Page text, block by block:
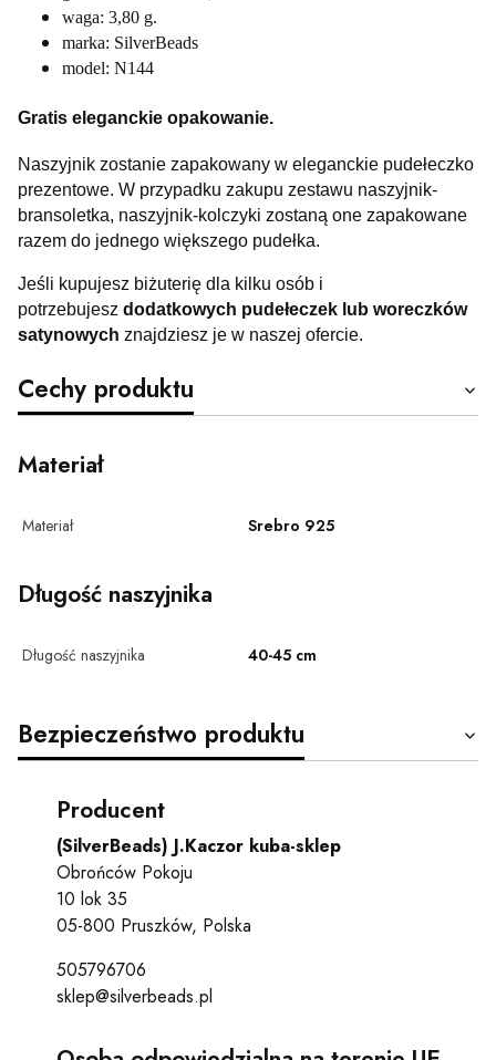
waga: 3,80 g.
marka: SilverBeads
model: N144
Gratis eleganckie opakowanie.
Naszyjnik zostanie zapakowany w eleganckie pudełeczko
prezentowe. W przypadku zakupu zestawu naszyjnik-
bransoletka, naszyjnik-kolczyki zostaną one zapakowane
razem do jednego większego pudełka.
Jeśli kupujesz biżuterię dla kilku osób i
potrzebujesz dodatkowych pudełeczek lub woreczków
satynowych znajdziesz je w naszej ofercie.
Cechy produktu
Materiał
Materiał Srebro 925
Długość naszyjnika
Długość naszyjnika 40-45 cm
Bezpieczeństwo produktu
Producent
(SilverBeads) J.Kaczor kuba-sklep
Obrońców Pokoju
10 lok 35
05-800 Pruszków, Polska
505796706
sklep@silverbeads.pl